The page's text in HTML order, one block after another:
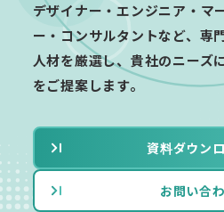
デザイナー・エンジニア・マ
ー・コンサルタントなど、専
人材を厳選し、貴社のニーズ
をご提案します。
資料ダウン
お問い合